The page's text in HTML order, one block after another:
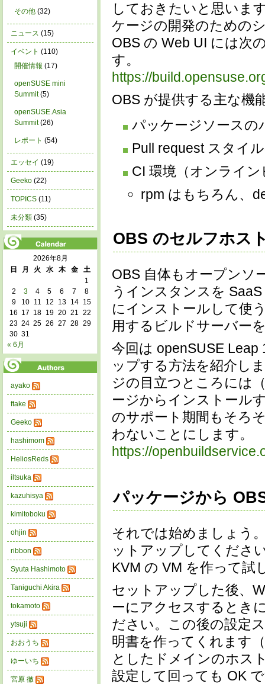
しておきたいと思いま
ケージの開発のための
OBS の Web UI には次
す。
https://
OBS が提供する主な機
パッケージソースの
Pull request スタイ
CI 環境（オンライ
rpm はもちろん、
OBS のセルフホス
OBS 自体もオープンソ
うインスタンスを
にインストールして使
用するビルドサーバー
今回は openSUSE
ップする方法を紹介し
ジの目立つところには
ージからインストール
のサポート期間もそろ
わないことにします。
https://
パッケージから
それでは始めましょう
ットアップしてくださ
KVM の VM を作って試
セットアップした後、
ーにアクセスするとき
ださい。この後の設定
明書を作ってくれます
としたドメインのホス
設定して回っても OK
その他 (32)
ニュース (15)
イベント (110)
開催情報 (17)
openSUSE mini
Summit(5)
openSUSE.Asia
Summit(26)
レポート (54)
エッセイ (19)
Geeko (22)
TOPICS (11)
未分類 (35)
2026年8月
日
月 火 水 木 金
土
1
2
3 4 5 6 7
8
9
10 11 12 13 14
15
16 17 18 19 20 21 22
23 24 25 26 27 28 29
30 31
« 6月
ayako
ftake
Geeko
hashimom
HeliosReds
iltsuka
kazuhisya
kimitoboku
ohjin
ribbon
Syuta Hashimoto
Taniguchi Akira
tokamoto
ytsuji
おおうち
ゆーいち
宮原 徹